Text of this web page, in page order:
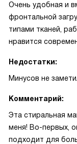
Очень удобная и
фронтальной
типами тканей,
нравится
Недостатки:
Минусов не
Комментарий:
Эта стиральная
меня! Во-первых,
подходит для